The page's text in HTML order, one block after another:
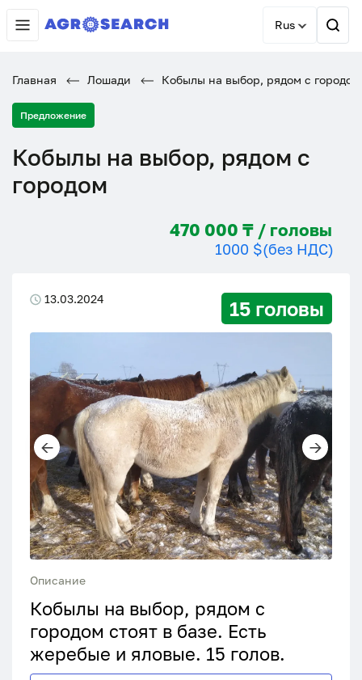
Rus
Главная Лошади Кобылы на выбор, рядом с городом
Предложение
Кобылы на выбор, рядом с
городом
470 000 ₸ / головы
1000 $(без НДС)
13.03.2024 15 головы
Описание
Кобылы на выбор, рядом с
городом стоят в базе. Есть
жеребые и яловые. 15 голов.